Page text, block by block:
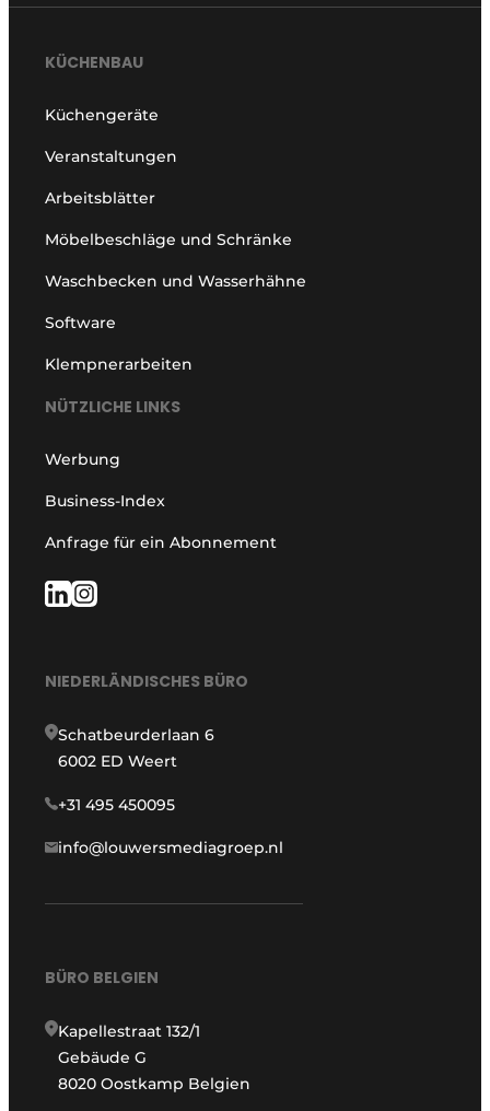
KÜCHENBAU
Küchengeräte
Veranstaltungen
Arbeitsblätter
Möbelbeschläge und Schränke
Waschbecken und Wasserhähne
Software
Klempnerarbeiten
NÜTZLICHE LINKS
Werbung
Business-Index
Anfrage für ein Abonnement
NIEDERLÄNDISCHES BÜRO
Schatbeurderlaan 6
6002 ED Weert
+31 495 450095
info@louwersmediagroep.nl
BÜRO BELGIEN
Kapellestraat 132/1
Gebäude G
8020 Oostkamp Belgien